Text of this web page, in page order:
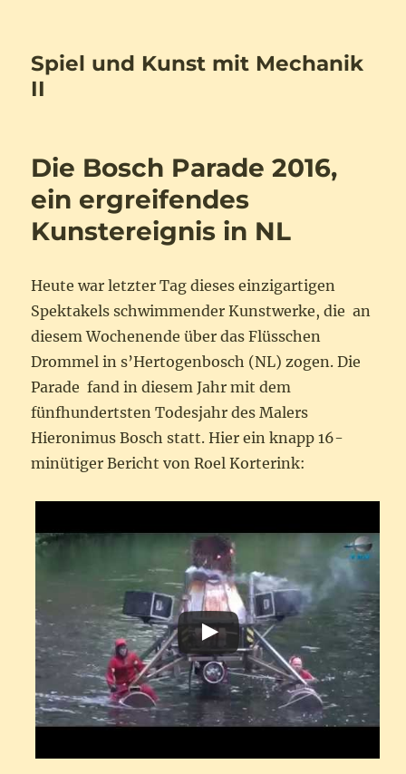
Spiel und Kunst mit Mechanik
II
Die Bosch Parade 2016,
ein ergreifendes
Kunstereignis in NL
Heute war letzter Tag dieses einzigartigen
Spektakels schwimmender Kunstwerke, die an
diesem Wochenende über das Flüsschen
Drommel in s’Hertogenbosch (NL) zogen. Die
Parade fand in diesem Jahr mit dem
fünfhundertsten Todesjahr des Malers
Hieronimus Bosch statt. Hier ein knapp 16-
minütiger Bericht von Roel Korterink: